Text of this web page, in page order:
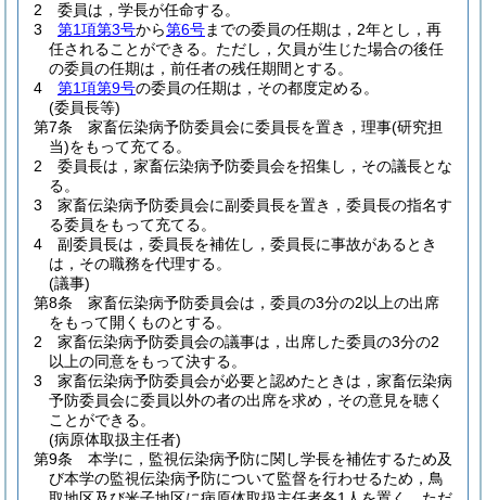
2
委員は，学長が任命する。
3
第1項第3号から第6号までの委員の任期は，2年とし，再
任されることができる。 ただし，欠員が生じた場合の後任
の委員の任期は，前任者の残任期間とする。
4
第1項第9号の委員の任期は，その都度定める。
(委員長等)
第7条
家畜伝染病予防委員会に委員長を置き，理事(研究担
当)をもって充てる。
2
委員長は，家畜伝染病予防委員会を招集し，その議長とな
る。
3
家畜伝染病予防委員会に副委員長を置き，委員長の指名す
る委員をもって充てる。
4
副委員長は，委員長を補佐し，委員長に事故があるとき
は，その職務を代理する。
(議事)
第8条
家畜伝染病予防委員会は，委員の3分の2以上の出席
をもって開くものとする。
2
家畜伝染病予防委員会の議事は，出席した委員の3分の2
以上の同意をもって決する。
3
家畜伝染病予防委員会が必要と認めたときは，家畜伝染病
予防委員会に委員以外の者の出席を求め，その意見を聴く
ことができる。
(病原体取扱主任者)
第9条
本学に，監視伝染病予防に関し学長を補佐するため及
び本学の監視伝染病予防について監督を行わせるため，鳥